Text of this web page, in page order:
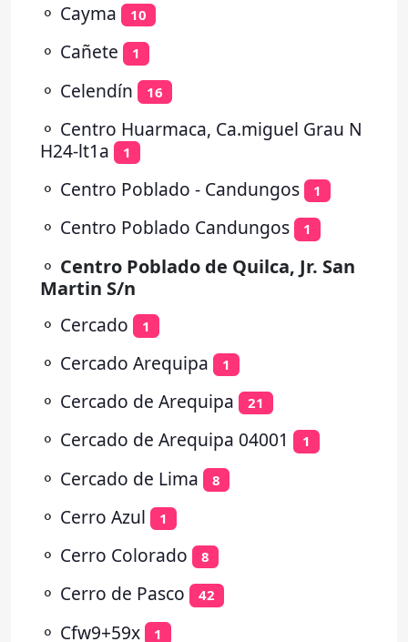
⚬ Cayma 10
⚬ Cañete 1
⚬ Celendín 16
⚬ Centro Huarmaca, Ca.miguel Grau N
H24-lt1a
1
⚬ Centro Poblado - Candungos 1
⚬ Centro Poblado Candungos 1
⚬ Centro Poblado de Quilca, Jr. San
Martin S/n
⚬ Cercado 1
⚬ Cercado Arequipa 1
⚬ Cercado de Arequipa 21
⚬ Cercado de Arequipa 04001 1
⚬ Cercado de Lima 8
⚬ Cerro Azul 1
⚬ Cerro Colorado 8
⚬ Cerro de Pasco 42
⚬ Cfw9+59x 1